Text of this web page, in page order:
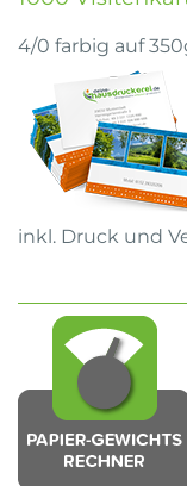
4/0 farbig auf
inkl. Druck und